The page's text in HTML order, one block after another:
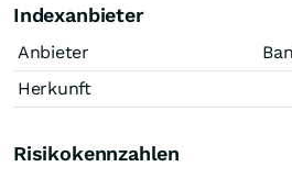
Indexanbieter
Anbieter
Herkunft
Risikokennzahlen